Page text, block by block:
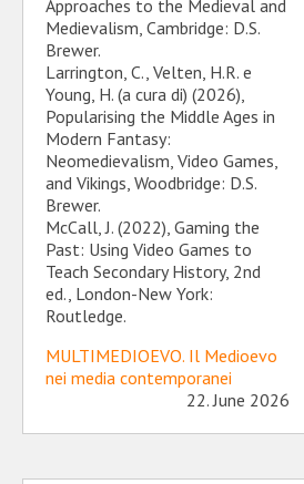
Approaches to the Medieval and
Medievalism, Cambridge: D.S.
Brewer.
Larrington, C., Velten, H.R. e
Young, H. (a cura di) (2026),
Popularising the Middle Ages in
Modern Fantasy:
Neomedievalism, Video Games,
and Vikings, Woodbridge: D.S.
Brewer.
McCall, J. (2022), Gaming the
Past: Using Video Games to
Teach Secondary History, 2nd
ed., London-New York:
Routledge.
MULTIMEDIOEVO. Il Medioevo
nei media contemporanei
22. June 2026